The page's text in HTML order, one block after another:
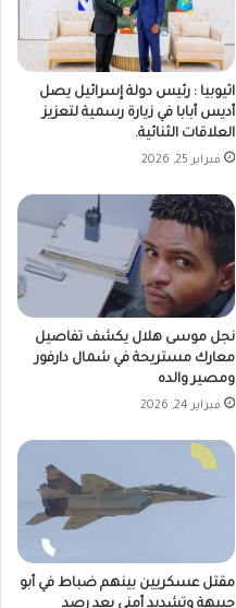
اثيوبيا : رئيس دولة إسرائيل يصل
أديس أبابا في زيارة رسمية لتعزيز
العلاقات الثنائية.
فبراير 25, 2026
نجل موسى هلال يكشف تفاصيل
معارك مستريحة في شمال دارفور
ومصير والده
فبراير 24, 2026
مقتل عسكريين بينهم ضباط في أبو
جبيهة وتشديد أمني بعد رصد